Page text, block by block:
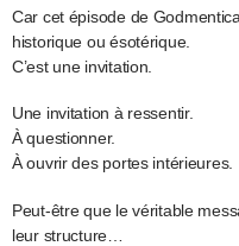
Car cet épisode de
historique ou ésotérique.
C’est une invitation.
Une invitation à ressentir.
À questionner.
À ouvrir des portes intérieures.
Peut-être que le véritable
leur structure…